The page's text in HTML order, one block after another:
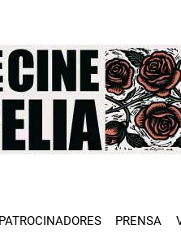
PATROCINADORES PRENSA